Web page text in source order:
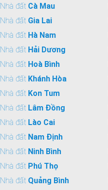
Nhà đất Cà Mau
Nhà đất Gia Lai
Nhà đất Hà Nam
Nhà đất Hải Dương
Nhà đất Hoà Bình
Nhà đất Khánh Hòa
Nhà đất Kon Tum
Nhà đất Lâm Đồng
Nhà đất Lào Cai
Nhà đất Nam Định
Nhà đất Ninh Bình
Nhà đất Phú Thọ
Nhà đất Quảng Bình